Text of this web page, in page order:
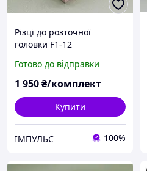
Різці до розточної
головки F1-12
Готово до відправки
1 950₴/комплект
Купити
ІМПУЛЬС 100%